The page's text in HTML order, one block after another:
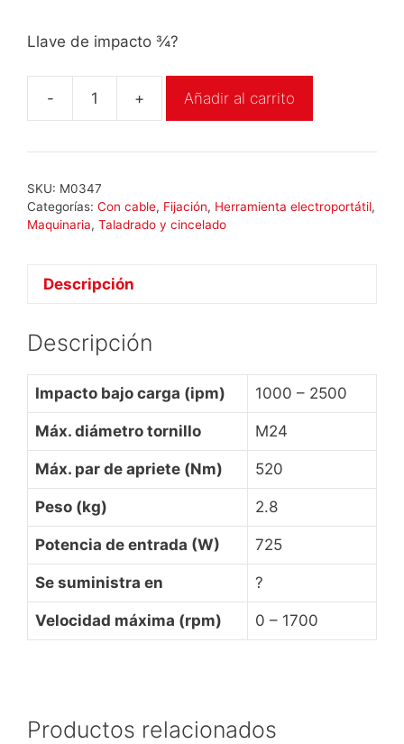
Llave de impacto ¾?
-
Milwaukee
520
cantidad
+ Añadir al carrito
SKU: M0347
Categorías: Con cable, Fijación, Herramienta electroportátil,
Maquinaria, Taladrado y cincelado
Descripción
Descripción
Impacto bajo carga (ipm) 1000 – 2500
Máx. diámetro tornillo M24
Máx. par de apriete (Nm) 520
Peso (kg) 2.8
Potencia de entrada (W) 725
Se suministra en ?
Velocidad máxima (rpm) 0 – 1700
Productos relacionados